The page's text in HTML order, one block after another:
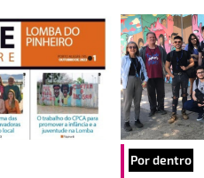
Por dentro